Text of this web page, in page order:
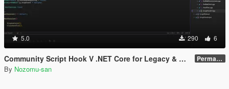
5.0 290 6
Community Script Hook V .NET Core for Legacy & Enhanced [ .NET Core ] Permanent Link
By Nozomu-san